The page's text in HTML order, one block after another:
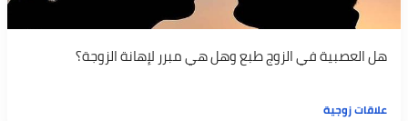
هل العصبية في الزوج طبع وهل هي مبرر لإهانة الزوجة؟
علاقات زوجية